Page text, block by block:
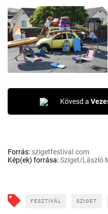
Kövesd a
Forrás: szigetfestival.com
Kép(ek) forrása:Sziget/László
FESZTIVÁL SZIGET